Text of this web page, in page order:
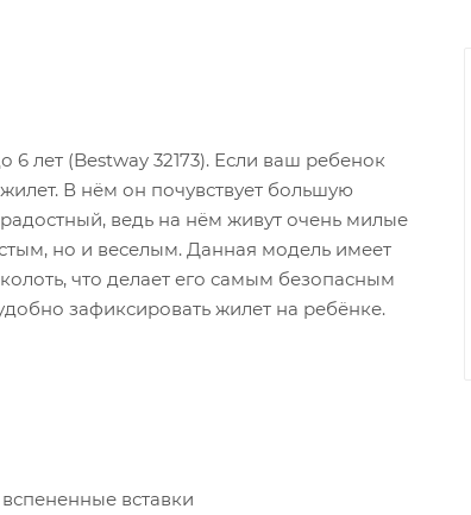
лет (Bestway 32173). Если ваш ребенок
В нём он почувствует большую
ведь на нём живут очень милые
но и веселым. Данная модель имеет
что делает его самым безопасным
зафиксировать жилет на ребёнке.
вставки